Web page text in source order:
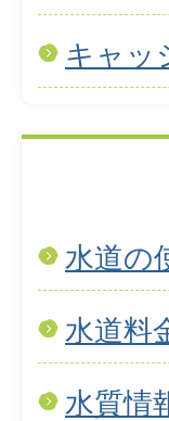
キャッ
水道の
水道料
水質情